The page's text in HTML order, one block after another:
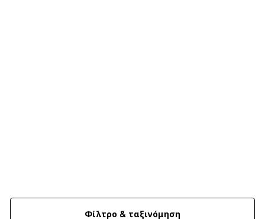
Φίλτρο & ταξινόμηση